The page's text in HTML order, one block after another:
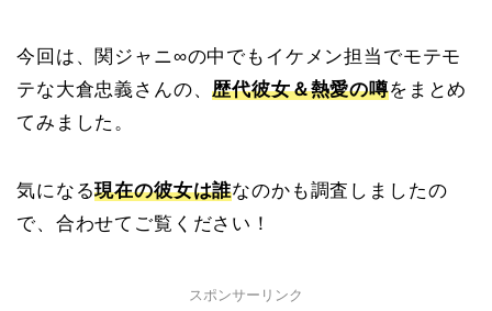
今回は、関ジャニ∞の中でもイケメン担当でモテモ
テな大倉忠義さんの、歴代彼女＆熱愛の噂をまとめ
てみました。
気になる現在の彼女は誰なのかも調査しましたの
で、合わせてご覧ください！
スポンサーリンク